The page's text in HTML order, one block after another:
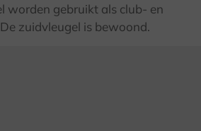
worden gebruikt als club- en
zuidvleugel is bewoond.